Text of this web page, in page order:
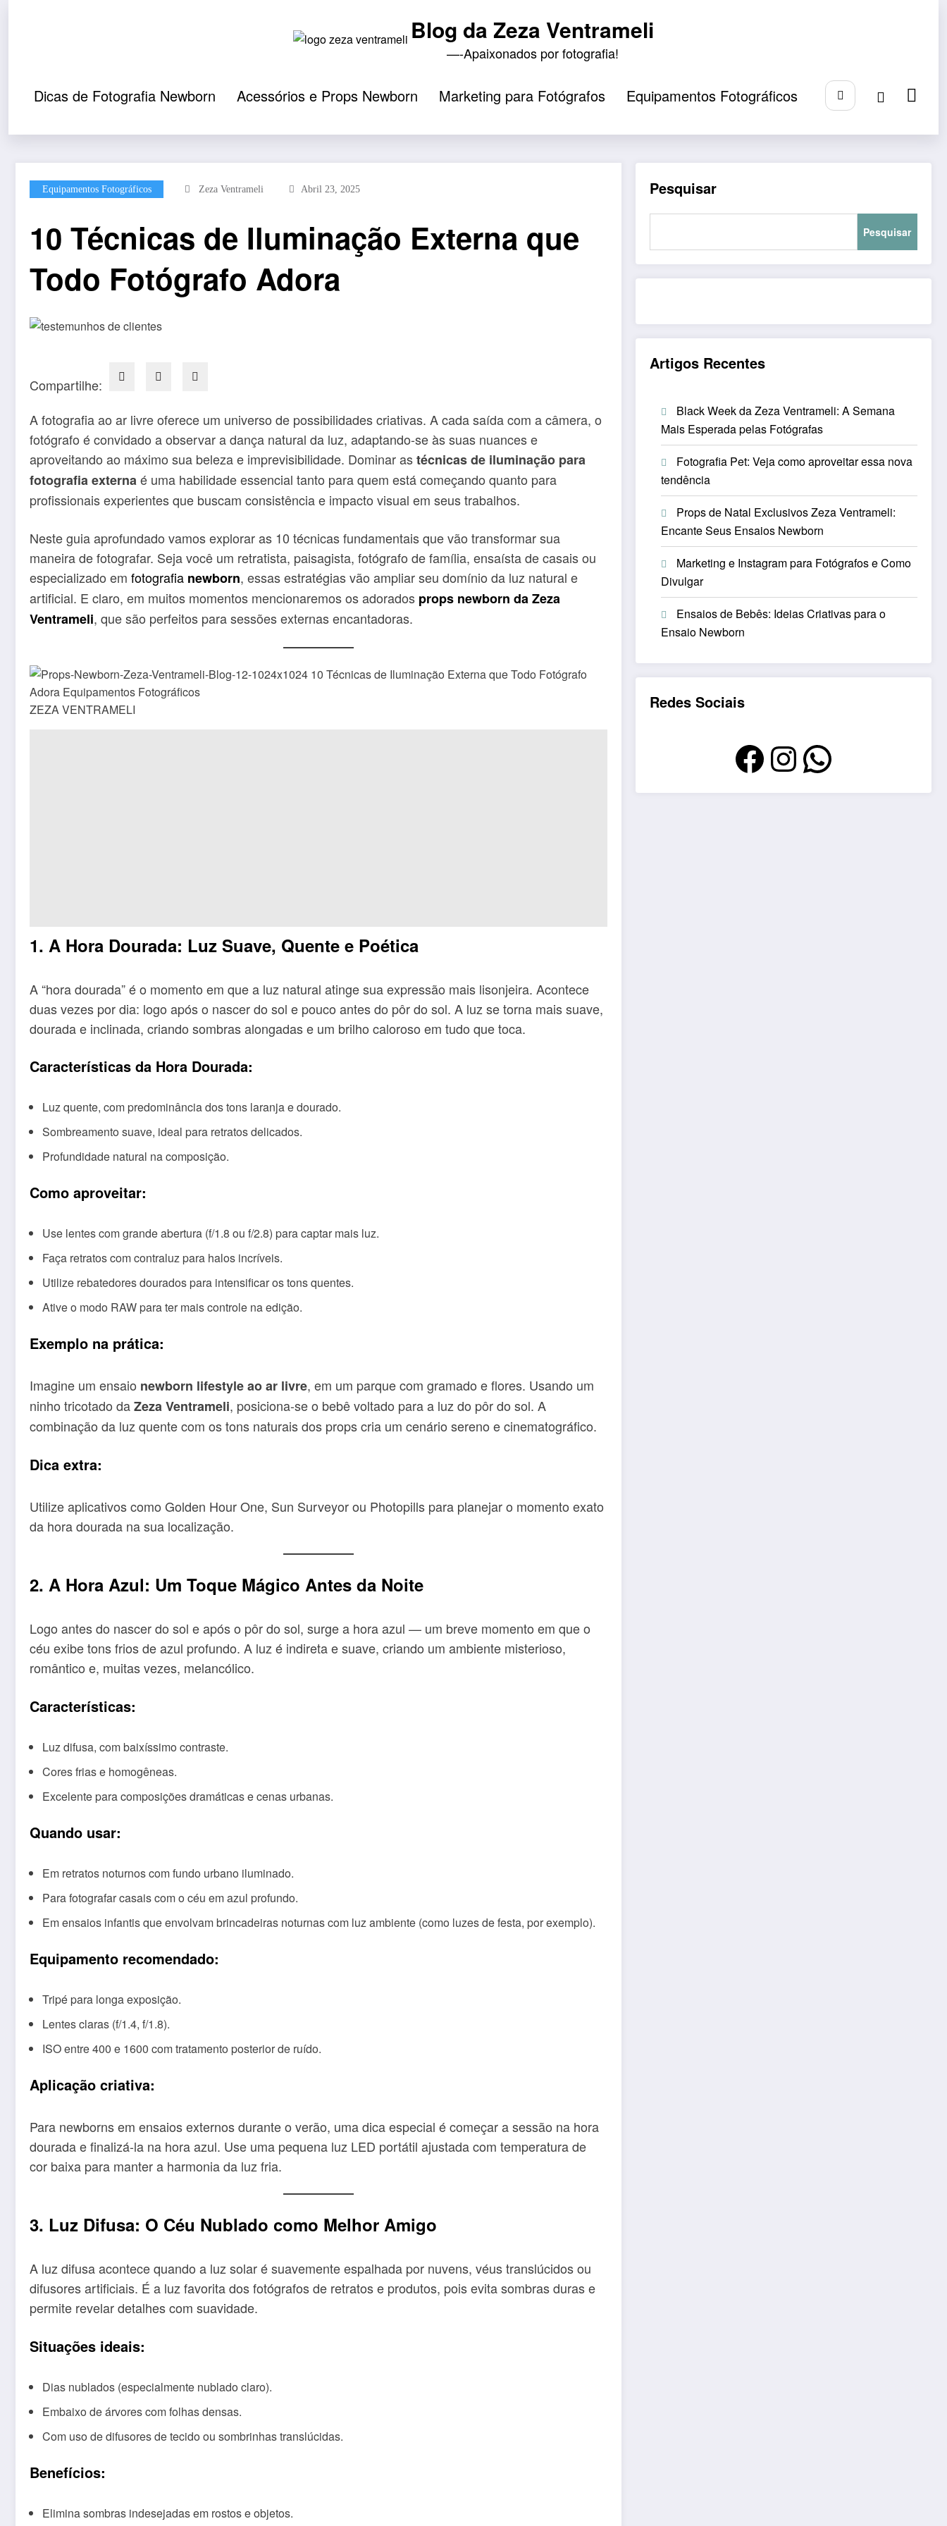
Blog da Zeza Ventrameli
—-Apaixonados por fotografia!
Dicas de Fotografia Newborn Acessórios e Props Newborn Marketing para Fotógrafos Equipamentos Fotográficos
Equipamentos Fotográficos Zeza Ventrameli Abril 23, 2025
10 Técnicas de Iluminação Externa que
Todo Fotógrafo Adora
Compartilhe:
A fotografia ao ar livre oferece um universo de possibilidades criativas. A cada saída com a câmera, o
fotógrafo é convidado a observar a dança natural da luz, adaptando-se às suas nuances e
aproveitando ao máximo sua beleza e imprevisibilidade. Dominar astécnicas de iluminação para
fotografia externaé uma habilidade essencial tanto para quem está começando quanto para
profissionais experientes que buscam consistência e impacto visual em seus trabalhos.
Neste guia aprofundado vamos explorar as 10 técnicas fundamentais que vão transformar sua
maneira de fotografar. Seja você um retratista, paisagista, fotógrafo de família, ensaísta de casais ou
especializado em fotografia newborn, essas estratégias vão ampliar seu domínio da luz natural e
artificial. E claro, em muitos momentos mencionaremos os adorados props newborn da Zeza
Ventrameli, que são perfeitos para sessões externas encantadoras.
ZEZA VENTRAMELI
1. A Hora Dourada: Luz Suave, Quente e Poética
A “hora dourada” é o momento em que a luz natural atinge sua expressão mais lisonjeira. Acontece
duas vezes por dia: logo após o nascer do sol e pouco antes do pôr do sol. A luz se torna mais suave,
dourada e inclinada, criando sombras alongadas e um brilho caloroso em tudo que toca.
Características da Hora Dourada:
Luz quente, com predominância dos tons laranja e dourado.
Sombreamento suave, ideal para retratos delicados.
Profundidade natural na composição.
Como aproveitar:
Use lentes com grande abertura (f/1.8 ou f/2.8) para captar mais luz.
Faça retratos com contraluz para halos incríveis.
Utilize rebatedores dourados para intensificar os tons quentes.
Ative o modo RAW para ter mais controle na edição.
Exemplo na prática:
Imagine um ensaio newborn lifestyle ao ar livre, em um parque com gramado e flores. Usando um
ninho tricotado daZeza Ventrameli, posiciona-se o bebê voltado para a luz do pôr do sol. A
combinação da luz quente com os tons naturais dos props cria um cenário sereno e cinematográfico.
Dica extra:
Utilize aplicativos como Golden Hour One, Sun Surveyor ou Photopills para planejar o momento exato
da hora dourada na sua localização.
2. A Hora Azul: Um Toque Mágico Antes da Noite
Logo antes do nascer do sol e após o pôr do sol, surge a hora azul — um breve momento em que o
céu exibe tons frios de azul profundo. A luz é indireta e suave, criando um ambiente misterioso,
romântico e, muitas vezes, melancólico.
Características:
Luz difusa, com baixíssimo contraste.
Cores frias e homogêneas.
Excelente para composições dramáticas e cenas urbanas.
Quando usar:
Em retratos noturnos com fundo urbano iluminado.
Para fotografar casais com o céu em azul profundo.
Em ensaios infantis que envolvam brincadeiras noturnas com luz ambiente (como luzes de festa, por exemplo).
Equipamento recomendado:
Tripé para longa exposição.
Lentes claras (f/1.4, f/1.8).
ISO entre 400 e 1600 com tratamento posterior de ruído.
Aplicação criativa:
Para newborns em ensaios externos durante o verão, uma dica especial é começar a sessão na hora
dourada e finalizá-la na hora azul. Use uma pequena luz LED portátil ajustada com temperatura de
cor baixa para manter a harmonia da luz fria.
3. Luz Difusa: O Céu Nublado como Melhor Amigo
A luz difusa acontece quando a luz solar é suavemente espalhada por nuvens, véus translúcidos ou
difusores artificiais. É a luz favorita dos fotógrafos de retratos e produtos, pois evita sombras duras e
permite revelar detalhes com suavidade.
Situações ideais:
Dias nublados (especialmente nublado claro).
Embaixo de árvores com folhas densas.
Com uso de difusores de tecido ou sombrinhas translúcidas.
Benefícios:
Elimina sombras indesejadas em rostos e objetos.
Pesquisar
Pesquisar
Artigos Recentes
Black Week da Zeza Ventrameli: A Semana
Mais Esperada pelas Fotógrafas
Fotografia Pet: Veja como aproveitar essa nova
tendência
Props de Natal Exclusivos Zeza Ventrameli:
Encante Seus Ensaios Newborn
Marketing e Instagram para Fotógrafos e Como
Divulgar
Ensaios de Bebês: Ideias Criativas para o
Ensaio Newborn
Redes Sociais
Facebook
Instagram